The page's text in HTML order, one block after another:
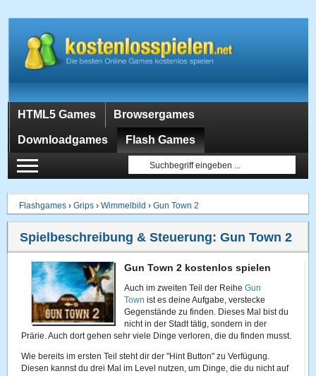
HTML5 Games Browsergames
Downloadgames Flash Games
Flashgames ›Grips ›Wimmelbild ›Gun Town 2
Spielbeschreibung & Steuerung:Gun Town 2
Gun Town 2 kostenlos spielen
Auch im zweiten Teil der ReiheGun
Town ist es deine Aufgabe, verstecke
Gegenstände zu finden. Dieses Mal bist du
nicht in der Stadt tätig, sondern in der
Prärie. Auch dort gehen sehr viele Dinge verloren, die du finden musst.
Wie bereits im ersten Teil steht dir der "Hint Button" zu Verfügung.
Diesen kannst du drei Mal im Level nutzen, um Dinge, die du nicht auf